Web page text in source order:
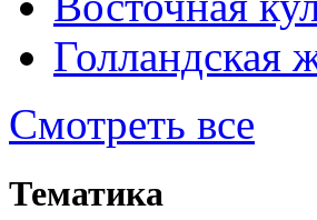
Голландская
Смотреть все
Тематика